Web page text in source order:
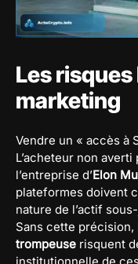
Les
marketing
Vendre un « accès à
L’acheteur non
l’entreprise d’Elon
plateformes doivent
nature de l’actif
Sans cette
trompeuse risquent